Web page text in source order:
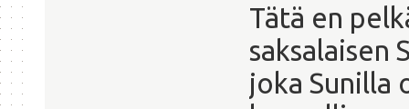
Tätä en
saksalaisen
joka Sunilla